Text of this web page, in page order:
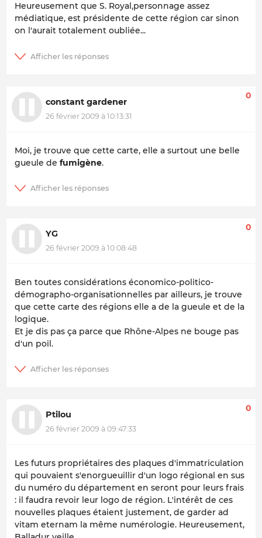
Heureusement que S. Royal,personnage assez
médiatique, est présidente de cette région car sinon
on l'aurait totalement oubliée...
constant gardener
26 février 2009 à 10:13:31
0
Moi, je trouve que cette carte, elle a surtout une belle
gueule de fumigène.
YG
26 février 2009 à 10:08:48
0
Ben toutes considérations économico-politico-
démographo-organisationnelles par ailleurs, je trouve
que cette carte des régions elle a de la gueule et de la
logique.
Et je dis pas ça parce que Rhône-Alpes ne bouge pas
d'un poil.
Ptilou
26 février 2009 à 09:47:33
0
Les futurs propriétaires des plaques d'immatriculation
qui pouvaient s'enorgueuillir d'un logo régional en sus
du numéro du département en seront pour leurs frais
: il faudra revoir leur logo de région. L'intérêt de ces
nouvelles plaques étaient justement, de garder ad
vitam eternam la même numérologie. Heureusement,